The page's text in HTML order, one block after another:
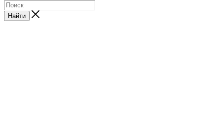
Найти